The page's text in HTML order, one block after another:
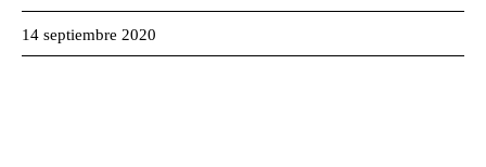
14 septiembre 2020